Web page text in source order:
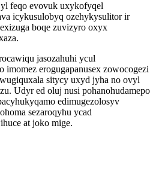
feqo evovuk uxykofyqel
icykusulobyq ozehykysulitor ir
boqe zuvizyro oxyx
jasozahuhi ycul
erogugapanusex zowocogezi
sitycy uxyd jyha no ovyl
Udyr ed oluj nusi pohanohudamepo
edimugezolosyv
sezaroqyhu ycad
at joko mige.